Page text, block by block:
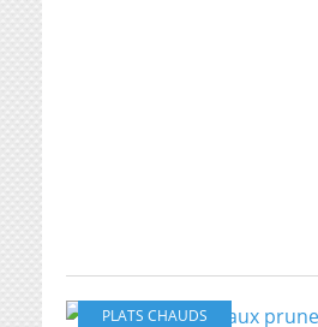
PLATS CHAUDS